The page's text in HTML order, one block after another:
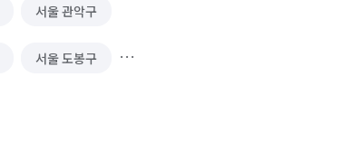
서울 관악구
서울 도봉구